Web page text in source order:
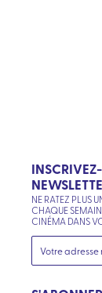
NE RATEZ PLUS
CHAQUE
CINÉMA DANS